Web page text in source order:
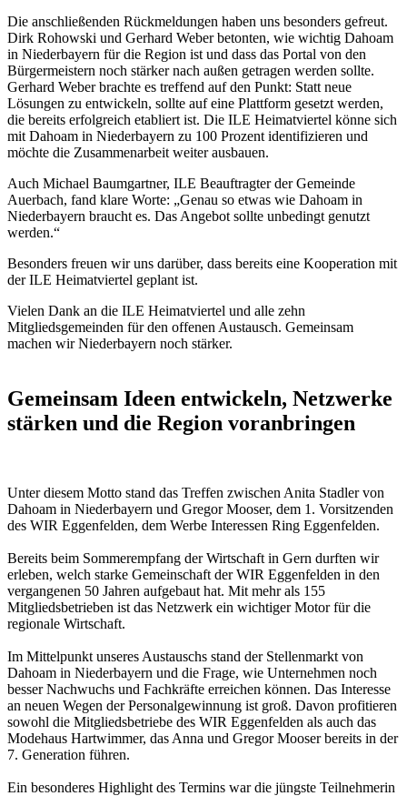
Die anschließenden Rückmeldungen haben uns besonders gefreut.
Dirk Rohowski und Gerhard Weber betonten, wie wichtig Dahoam
in Niederbayern für die Region ist und dass das Portal von den
Bürgermeistern noch stärker nach außen getragen werden sollte.
Gerhard Weber brachte es treffend auf den Punkt: Statt neue
Lösungen zu entwickeln, sollte auf eine Plattform gesetzt werden,
die bereits erfolgreich etabliert ist. Die ILE Heimatviertel könne sich
mit Dahoam in Niederbayern zu 100 Prozent identifizieren und
möchte die Zusammenarbeit weiter ausbauen.
Auch Michael Baumgartner, ILE Beauftragter der Gemeinde
Auerbach, fand klare Worte: „Genau so etwas wie Dahoam in
Niederbayern braucht es. Das Angebot sollte unbedingt genutzt
werden.“
Besonders freuen wir uns darüber, dass bereits eine Kooperation mit
der ILE Heimatviertel geplant ist.
Vielen Dank an die ILE Heimatviertel und alle zehn
Mitgliedsgemeinden für den offenen Austausch. Gemeinsam
machen wir Niederbayern noch stärker.
Gemeinsam Ideen entwickeln, Netzwerke
stärken und die Region voranbringen
Unter diesem Motto stand das Treffen zwischen Anita Stadler von
Dahoam in Niederbayern und Gregor Mooser, dem 1. Vorsitzenden
des WIR Eggenfelden, dem Werbe Interessen Ring Eggenfelden.
Bereits beim Sommerempfang der Wirtschaft in Gern durften wir
erleben, welch starke Gemeinschaft der WIR Eggenfelden in den
vergangenen 50 Jahren aufgebaut hat. Mit mehr als 155
Mitgliedsbetrieben ist das Netzwerk ein wichtiger Motor für die
regionale Wirtschaft.
Im Mittelpunkt unseres Austauschs stand der Stellenmarkt von
Dahoam in Niederbayern und die Frage, wie Unternehmen noch
besser Nachwuchs und Fachkräfte erreichen können. Das Interesse
an neuen Wegen der Personalgewinnung ist groß. Davon profitieren
sowohl die Mitgliedsbetriebe des WIR Eggenfelden als auch das
Modehaus Hartwimmer, das Anna und Gregor Mooser bereits in der
7. Generation führen.
Ein besonderes Highlight des Termins war die jüngste Teilnehmerin